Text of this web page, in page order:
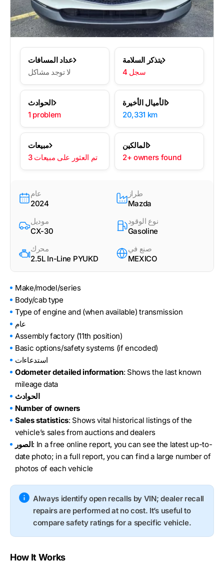
عداد المسافات
لا توجد مشاكل
يتذكر السلامة
4 سجل
الحوادث
1 problem
الأميال الأخيرة
20,331 km
مبيعات
3 تم العثور على مبيعات
المالكين
2+ owners found
عام
2024
طراز
Mazda
موديل
CX-30
نوع الوقود
Gasoline
محرك
2.5L In-Line PYUKD
صنع في
MEXICO
Make/model/series
Body/cab type
Type of engine and (when available) transmission
عام
Assembly factory (11th position)
Basic options/safety systems (if encoded)
استدعاءات
Odometer detailed information: Shows the last known
mileage data
الحوادث
Number of owners
Sales statistics: Shows vital historical listings of the
vehicle’s sales from auctions and dealers
الصور: In a free online report, you can see the latest up-to-
date photo; in a full report, you can find a large number of
photos of each vehicle
Always identify open recalls by VIN; dealer recall
repairs are performed at no cost. It’s useful to
compare safety ratings for a specific vehicle.
How It Works